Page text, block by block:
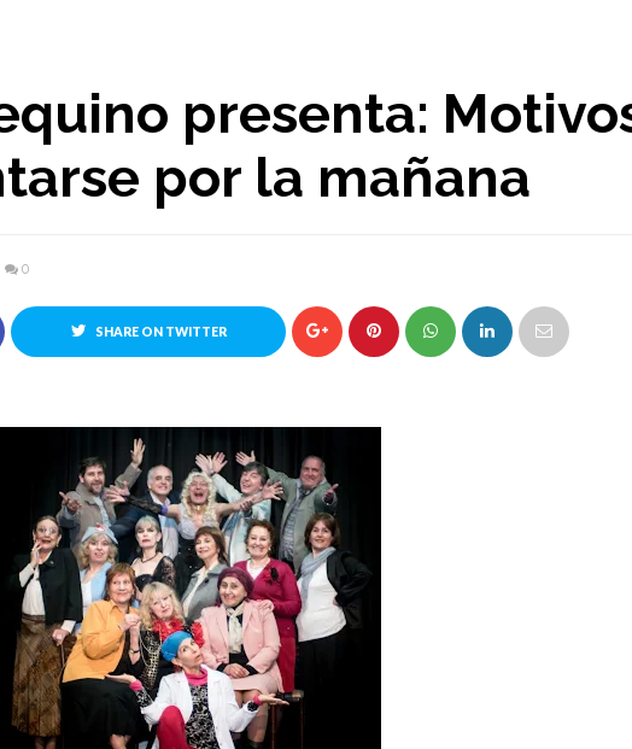
presenta:
por la mañana
0
SHARE ON TWITTER